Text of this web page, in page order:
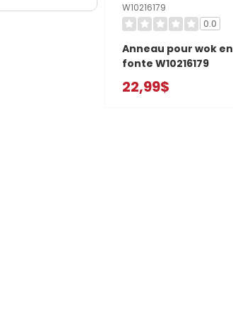
W10216179
0.0
Anneau pour wok en
fonte W10216179
22,99$